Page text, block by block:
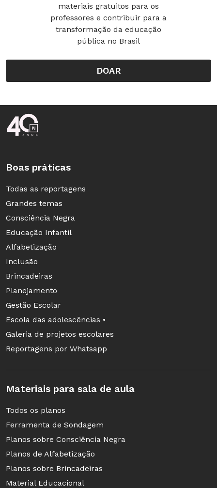
materiais gratuitos para os
professores e contribuir para a
transformação da educação
pública no Brasil
DOAR
Rodapé da Nova Escola
Boas práticas
Todas as reportagens
Grandes temas
Consciência Negra
Educação Infantil
Alfabetização
Inclusão
Brincadeiras
Planejamento
Gestão Escolar
Escola das adolescências •
Galeria de projetos escolares
Reportagens por Whatsapp
Materiais para sala de aula
Todos os planos
Ferramenta de Sondagem
Planos sobre Consciência Negra
Planos de Alfabetização
Planos sobre Brincadeiras
Material Educacional